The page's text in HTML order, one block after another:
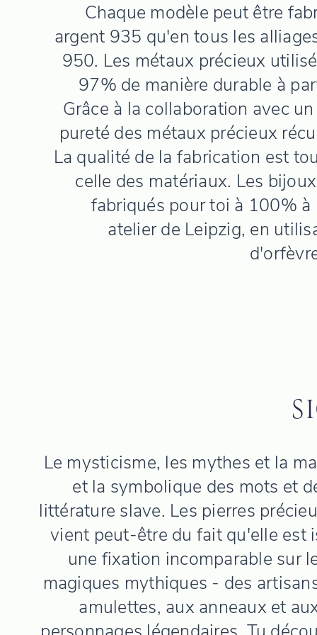
Chaque modèle peut être
argent 935 qu'en tous les
950. Les métaux précieux
97% de manière durable à
Grâce à la collaboration avec
pureté des métaux précieux
La qualité de la fabrication est
celle des matériaux. Les
fabriqués pour toi à 100% à
atelier de Leipzig, en
Le mysticisme, les mythes et la
et la symbolique des mots et
littérature slave. Les pierres
vient peut-être du fait qu'elle est
une fixation incomparable sur
magiques mythiques - des
amulettes, aux anneaux et